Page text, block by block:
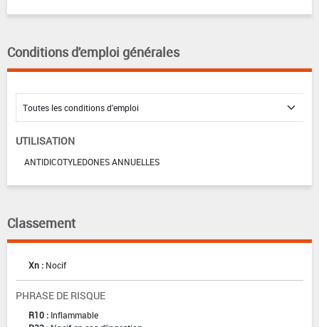
Conditions d'emploi générales
UTILISATION
ANTIDICOTYLEDONES ANNUELLES
Classement
Xn : Nocif
PHRASE DE RISQUE
R10 : Inflammable